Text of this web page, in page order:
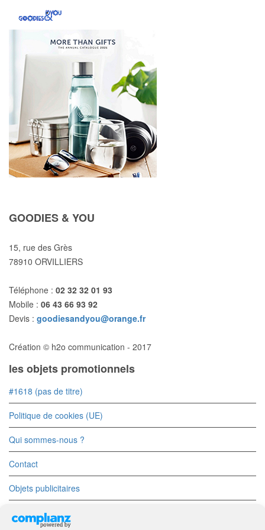
GOODIES & YOU
15, rue des Grès
78910 ORVILLIERS
Téléphone : 02 32 32 01 93
Mobile : 06 43 66 93 92
Devis : goodiesandyou@orange.fr
Création © h2o communication - 2017
les objets promotionnels
#1618 (pas de titre)
Politique de cookies (UE)
Qui sommes-nous ?
Contact
Objets publicitaires
Objets Divers